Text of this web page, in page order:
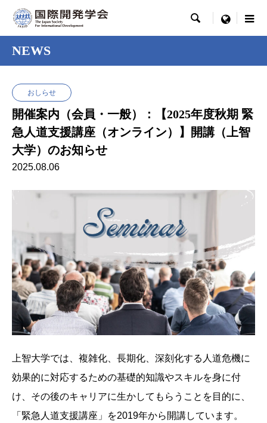
 menu
NEWS
おしらせ
開催案内（会員・一般）：【2025年度秋期 緊
急人道支援講座（オンライン）】開講（上智
大学）のお知らせ
2025.08.06
上智大学では、複雑化、長期化、深刻化する人道危機に
効果的に対応するための基礎的知識やスキルを身に付
け、その後のキャリアに生かしてもらうことを目的に、
「緊急人道支援講座」を2019年から開講しています。